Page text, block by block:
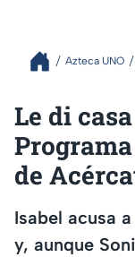
Azteca UNO
Le di
de
Isabel acusa
y, aunque